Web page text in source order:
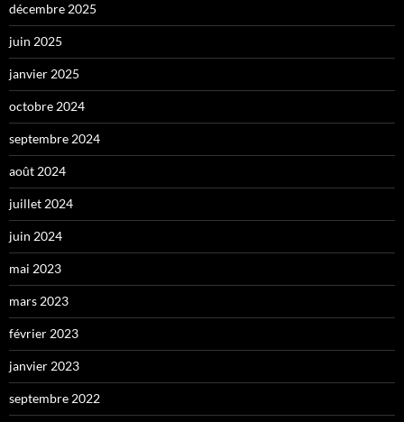
décembre 2025
juin 2025
janvier 2025
octobre 2024
septembre 2024
août 2024
juillet 2024
juin 2024
mai 2023
mars 2023
février 2023
janvier 2023
septembre 2022